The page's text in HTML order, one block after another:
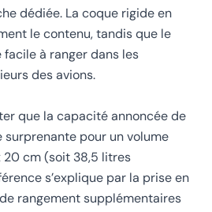
dédiée. La coque rigide en
le contenu, tandis que le
à ranger dans les
des avions.
que la capacité annoncée de
pour un volume
cm (soit 38,5 litres
s’explique par la prise en
rangement supplémentaires